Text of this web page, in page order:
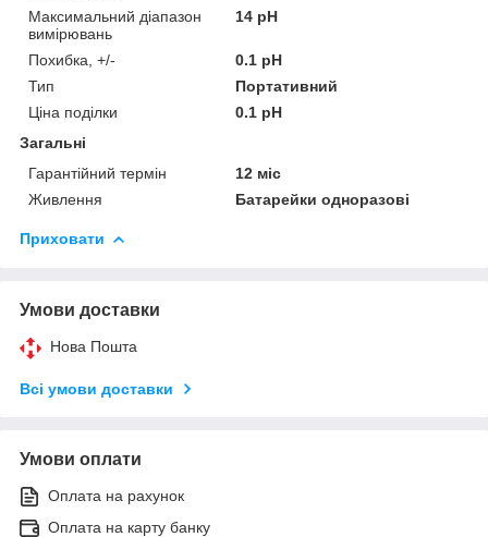
Максимальний діапазон
вимірювань
14 pH
Похибка, +/-
0.1 pH
Тип
Портативний
Ціна поділки
0.1 pH
Загальні
Гарантійний термін
12 міс
Живлення
Батарейки одноразові
Приховати
Умови доставки
Нова Пошта
Всі умови доставки
Умови оплати
Оплата на рахунок
Оплата на карту банку